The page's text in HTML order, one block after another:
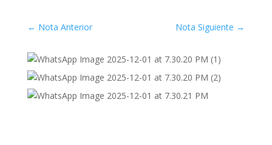
← Nota Anterior Nota Siguiente →